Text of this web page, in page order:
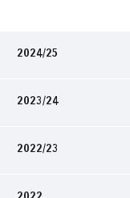
2024/25
2023/24
2022/23